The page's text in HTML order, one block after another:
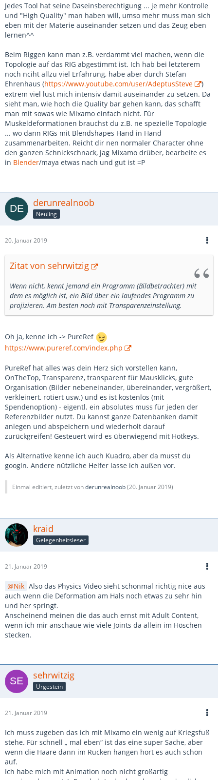
Jedes Tool hat seine Daseinsberechtigung ... je mehr Kontrolle
und "High Quality" man haben will, umso mehr muss man sich
eben mit der Materie auseinander setzen und das Zeug eben
lernen^^
Beim Riggen kann man z.B. verdammt viel machen, wenn die
Topologie auf das RIG abgestimmt ist. Ich hab bei letzterem
noch nciht allzu viel Erfahrung, habe aber durch Stefan
Ehrenhaus (https://www.youtube.com/user/AdeptusSteve
)
extrem viel lust mich intensiv damit auseinander zu setzen. Da
sieht man, wie hoch die Quality bar gehen kann, das schafft
man mit sowas wie Mixamo einfach nicht. Für
Muskeldeformationen brauchst du z.B. ne spezielle Topologie
... wo dann RIGs mit Blendshapes Hand in Hand
zusammenarbeiten. Reicht dir nen normaler Character ohne
den ganzen Schnickschnack, jag Mixamo drüber, bearbeite es
in Blender/maya etwas nach und gut ist =P
derunrealnoob
Neuling
20. Januar 2019
Zitat von sehrwitzig
Wenn nicht, kennt jemand ein Programm (Bildbetrachter) mit
dem es möglich ist, ein Bild über ein laufendes Programm zu
projizieren. Am besten noch mit Transparenzeinstellung.
Oh ja, kenne ich -> PureRef
https://www.pureref.com/index.php
PureRef hat alles was dein Herz sich vorstellen kann,
OnTheTop, Transparenz, transparent für Mausklicks, gute
Organisation (Bilder nebeneinander, übereinander, vergrößert,
verkleinert, rotiert usw.) und es ist kostenlos (mit
Spendenoption) - eigentl. ein absolutes muss für jeden der
Referenzbilder nutzt. Du kannst ganze Datenbanken damit
anlegen und abspeichern und wiederholt darauf
zurückgreifen! Gesteuert wird es überwiegend mit Hotkeys.
Als Alternative kenne ich auch Kuadro, aber da musst du
googln. Andere nützliche Helfer lasse ich außen vor.
Einmal editiert, zuletzt vonderunrealnoob(20. Januar 2019)
kraid
Gelegenheitsleser
21. Januar 2019
Nik Also das Physics Video sieht schonmal richtig nice aus
auch wenn die Deformation am Hals noch etwas zu sehr hin
und her springt.
Anscheinend meinen die das auch ernst mit Adult Content,
wenn ich mir anschaue wie viele Joints da allein im Höschen
stecken.
sehrwitzig
Urgestein
21. Januar 2019
Ich muss zugeben das ich mit Mixamo ein wenig auf Kriegsfuß
stehe. Für schnell „ mal eben“ ist das eine super Sache, aber
wenn die Haare dann im Rücken hängen hört es auch schon
auf.
Ich habe mich mit Animation noch nicht großartig